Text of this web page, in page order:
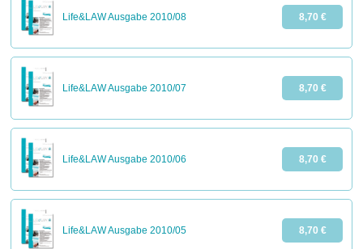
Life&LAW Ausgabe 2010/08 8,70 €
Life&LAW Ausgabe 2010/07 8,70 €
Life&LAW Ausgabe 2010/06 8,70 €
Life&LAW Ausgabe 2010/05 8,70 €